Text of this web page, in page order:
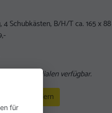
Schubkästen, B/H/T ca. 165 x 88
ist in allen Filialen verfügbar.
anfordern
für